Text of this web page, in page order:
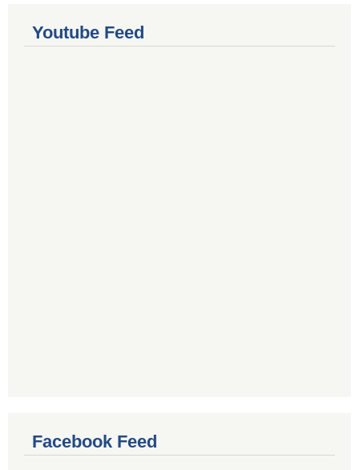
Youtube Feed
Facebook Feed